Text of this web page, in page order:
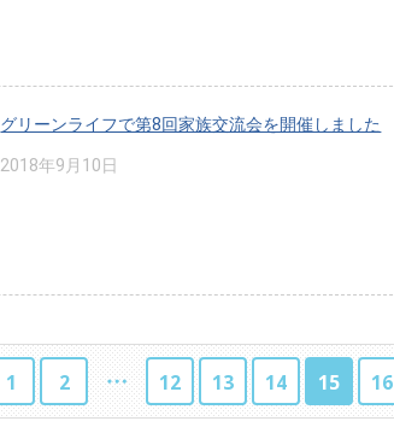
グリーンライフで第8回家族交流会を開催しました
2018年9月10日
1 2 12 13 14 15 16